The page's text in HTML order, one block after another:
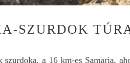
SZURDOK
szurdoka, a 16 km-es Samaria,